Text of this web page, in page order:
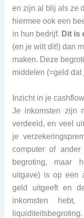
en zijn al blij als ze
hiermee ook een
in hun bedrijf. Dit is
(en je wilt dit!) dan
maken. Deze
middelen (=geld
Inzicht in je
Je inkomsten zijn
verdeeld, en veel
je
computer of
begroting, maar
uitgave) is op een
geld uitgeeft en
inkomsten